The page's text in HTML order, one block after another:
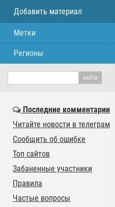
Добавить материал
Метки
Регионы
Последние комментарии
Читайте новости в телеграм
Сообщить об ошибке
Топ сайтов
Забаненные участники
Правила
Частые вопросы